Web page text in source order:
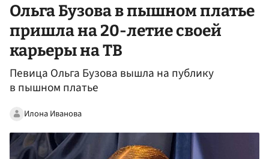
Ольга Бузова в пышном платье
пришла на 20-летие своей
карьеры на ТВ
Певица Ольга Бузова вышла на публику
в пышном платье
Илона Иванова